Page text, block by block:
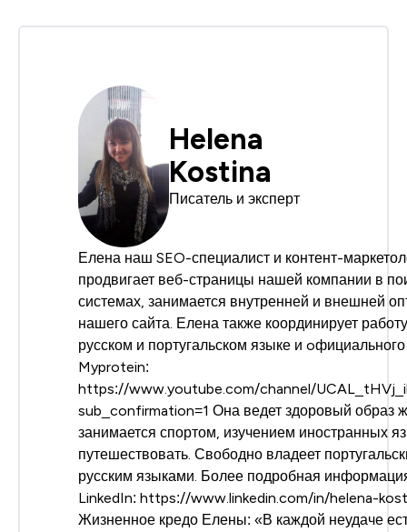
Helena
Kostina
Писатель и эксперт
Елена наш SEO-специалист и контент-
продвигает веб-страницы нашей компании в
системах, занимается внутренней и внешней
нашего сайта. Елена также координирует
русском и португальском языке и
Myprotein:
https://www.youtube.com/channel/
sub_confirmation=1 Она ведет здоровый образ
занимается спортом, изучением иностранных
путешествовать. Свободно владеет
русским языками. Более подробная
LinkedIn: https://www.linkedin.com/in/helena-
Жизненное кредо Елены: «В каждой неудаче